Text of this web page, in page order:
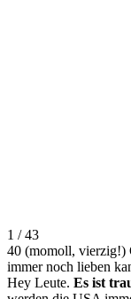
1 / 43
40 (momoll, vierzig!)
immer noch lieben
Hey Leute. Es ist